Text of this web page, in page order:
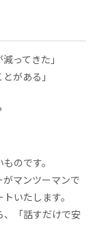
ってきた」
がある」
のです。
マンツーマンで
いたします。
、「話すだけで安